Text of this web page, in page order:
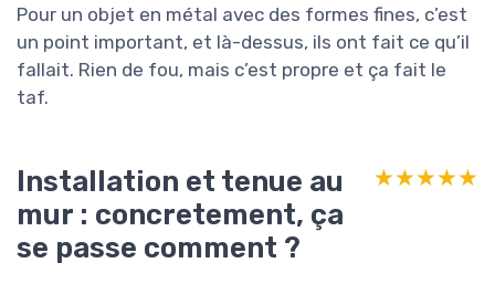
Pour un objet en métal avec des formes fines, c’est
un point important, et là-dessus, ils ont fait ce qu’il
fallait. Rien de fou, mais c’est propre et ça fait le
taf.
Installation et tenue au
mur : concretement, ça
se passe comment ?
★★★★★
★★★★★